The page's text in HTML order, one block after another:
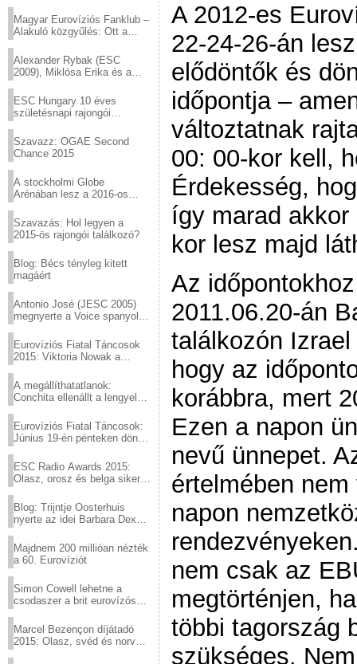
Magyar Eurovíziós Fanklub –
Alakuló közgyűlés: Ott a
Alexander Rybak (ESC
2009), Miklósa Erika és a
sztárjai a Margitszigeten
ESC Hungary 10 éves
születésnapi rajongói
Szavazz: OGAE Second
Chance 2015
A stockholmi Globe
Arénában lesz a 2016-os
Szavazás: Hol legyen a
2015-ös rajongói találkozó?
Blog: Bécs tényleg kitett
magáért
Antonio José (JESC 2005)
megnyerte a Voice spanyol
Eurovíziós Fiatal Táncosok
2015: Viktoria Nowak a
A megállíthatatlanok:
Conchita ellenállt a lengyel
Eurovíziós Fiatal Táncosok:
Június 19-én pénteken döntő
ESC Radio Awards 2015:
Olasz, orosz és belga siker,
Blog: Trijntje Oosterhuis
nyerte az idei Barbara Dex
Majdnem 200 millióan nézték
a 60. Eurovíziót
Simon Cowell lehetne a
csodaszer a brit eurovízós
Marcel Bezençon díjátadó
2015: Olasz, svéd és norvég
A 2012-es
22-24-26-án
elődöntők és
időpontja –
változtatnak
00: 00-kor kell,
Érdekesség,
így marad
kor lesz majd
Az
2011.06.20-án
találkozón
hogy az
korábbra, mert
Ezen a napon
nevű ünnepet.
értelmében
napon
nem csak az
megtörténjen,
többi tagország
szükséges.